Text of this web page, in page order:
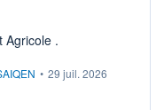
Agricole .
• 29 juil. 2026